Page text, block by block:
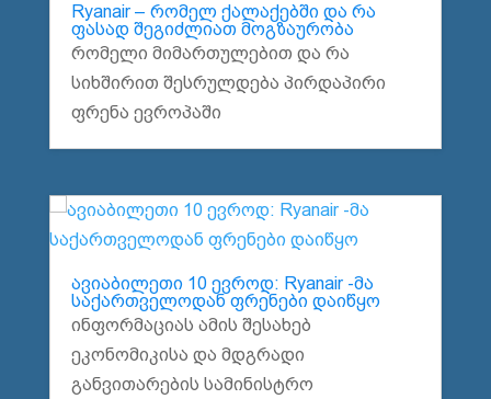
Ryanair – რომელ ქალაქებში და რა
ფასად შეგიძლიათ მოგზაურობა
რომელი მიმართულებით და რა
სიხშირით შესრულდება პირდაპირი
ფრენა ევროპაში
ავიაბილეთი 10 ევროდ: Ryanair -მა
საქართველოდან ფრენები დაიწყო
ინფორმაციას ამის შესახებ
ეკონომიკისა და მდგრადი
განვითარების სამინისტრო